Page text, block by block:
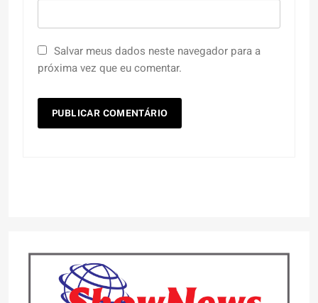
Salvar meus dados neste navegador para a
próxima vez que eu comentar.